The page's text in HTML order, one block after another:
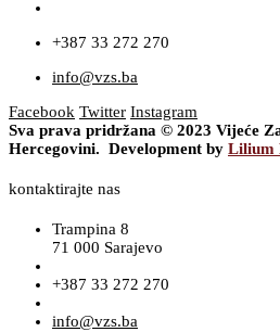
+387 33 272 270
info@vzs.ba
Facebook Twitter Instagram
Sva prava pridržana © 2023 Vijeće
Hercegovini. Development by Lilium
kontaktirajte nas
Trampina 8
71 000 Sarajevo
+387 33 272 270
info@vzs.ba